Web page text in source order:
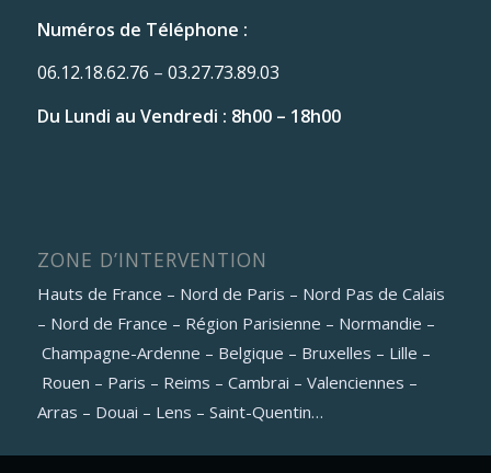
Numéros de Téléphone :
06.12.18.62.76 – 03.27.73.89.03
Du Lundi au Vendredi : 8h00 – 18h00
ZONE D’INTERVENTION
Hauts de France – Nord de Paris – Nord Pas de Calais
– Nord de France – Région Parisienne – Normandie –
Champagne-Ardenne – Belgique – Bruxelles – Lille –
Rouen – Paris – Reims – Cambrai – Valenciennes –
Arras – Douai – Lens – Saint-Quentin…